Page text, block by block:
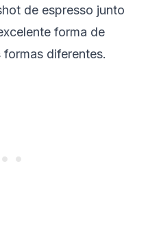
de espresso junto
forma de
diferentes.